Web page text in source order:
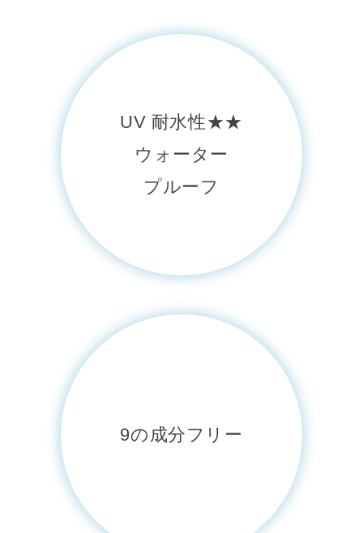
UV 耐水性★★
ウォーター
プルーフ
9の成分フリー